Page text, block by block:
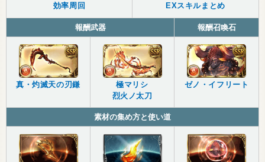
効率周回 EXスキルまとめ
報酬武器 報酬召喚石
真・灼滅天の刃鎌
極マリシ
烈火ノ太刀
ゼノ・イフリート
素材の集め方と使い道